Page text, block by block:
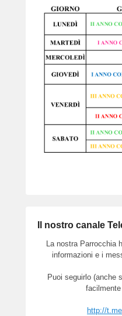
Il nostro canale
La nostra Parrocchia
informazioni e i
Puoi seguirlo (anche
http://